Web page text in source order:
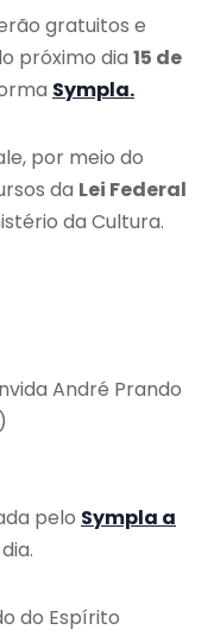
gratuitos e
próximo dia 15 de
Sympla.
por meio do
da Lei Federal
da Cultura.
André Prando
pelo Sympla a
do Espírito